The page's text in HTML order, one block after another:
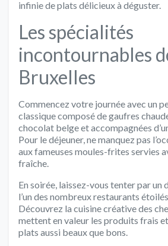
infinie de plats délicieux à déguster.
Les spécialités
incontournables
Bruxelles
Commencez votre journée avec un
classique composé de gaufres
chocolat belge et accompagnées
Pour le déjeuner, ne manquez pas
aux fameuses moules-frites servies
fraîche.
En soirée, laissez-vous tenter par un
l’un des nombreux restaurants
Découvrez la cuisine créative des
mettent en valeur les produits frais
plats aussi beaux que bons.